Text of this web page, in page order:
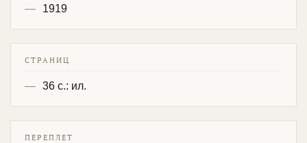
1919
СТРАНИЦ
36 с.: ил.
ПЕРЕПЛЕТ